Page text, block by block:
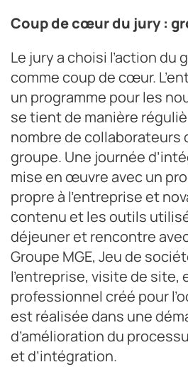
Coup de cœur du jury :
Le jury a choisi l’action du
comme coup de cœur.
un programme pour les
se tient de manière
nombre de collaborateurs
groupe. Une journée
mise en œuvre avec un
propre à l’entreprise et
contenu et les outils
déjeuner et rencontre
Groupe MGE, Jeu de
l’entreprise, visite de site,
professionnel créé pour
est réalisée dans une
d’amélioration du
et d’intégration.